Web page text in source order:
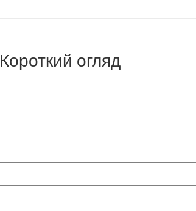
Короткий огляд